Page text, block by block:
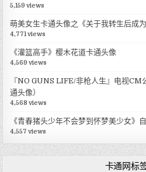
5,159 views
萌美女生卡通头像之《关于我转生后成
4,771 views
《灌篮高手》樱木花道卡通头像
4,569 views
『NO GUNS LIFE/非枪人生』电视
通头像）
4,568 views
《青春猪头少年不会梦到怀梦美少女》
4,557 views
卡通网标